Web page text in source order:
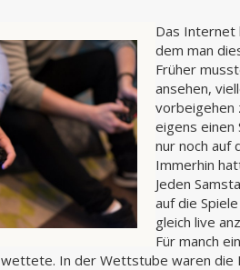
Das Internet
dem man
Früher
ansehen,
vorbeigehen
eigens einen
nur noch auf
Immerhin
Jeden
auf die
gleich live
Für manch
wettete. In der Wettstube waren die